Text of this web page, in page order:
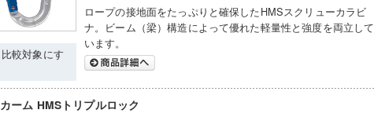
比較対象にす
ロープの接地面をたっぷりと確保したHMSスクリューカラビ
ナ。ビーム（梁）構造によって優れた軽量性と強度を両立して
います。
カーム HMSトリプルロック